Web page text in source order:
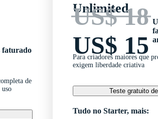
faturado
de
Unlimited
US$ 18
US$ 15
Para criadores maiores que
exigem liberdade criativa
Teste gratuito
Tudo no Starter, mais: